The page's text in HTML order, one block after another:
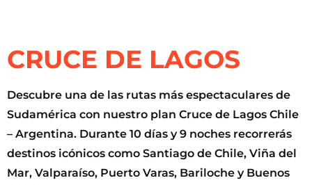
CRUCE DE LAGOS
Descubre una de las rutas más espectaculares de
Sudamérica con nuestro plan Cruce de Lagos Chile
– Argentina. Durante 10 días y 9 noches recorrerás
destinos icónicos como Santiago de Chile, Viña del
Mar, Valparaíso, Puerto Varas, Bariloche y Buenos